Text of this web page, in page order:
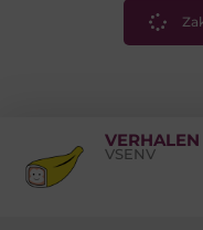
VERHALEN
VSENV